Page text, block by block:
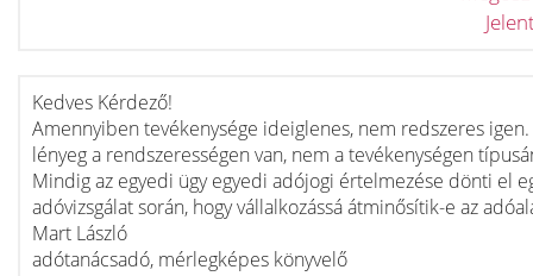
Kedves Kérdező!
Amennyiben tevékenysége ideiglenes, nem redszeres igen.
lényeg a rendszerességen van, nem a tevékenységen
Mindig az egyedi ügy egyedi adójogi értelmezése dönti el
adóvizsgálat során, hogy vállalkozássá átminősítik-e az
Mart László
adótanácsadó, mérlegképes könyvelő